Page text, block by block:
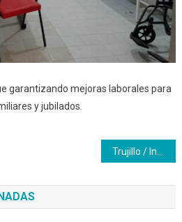
garantizando mejoras laborales para
y jubilados.